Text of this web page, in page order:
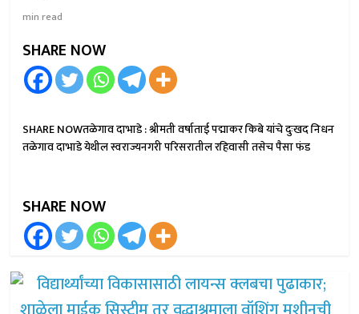
min read
SHARE NOW
SHARE NOWतळेगाव दाभाडे : श्रीमती वर्षाताई पद्माकर किबे यांचे दुःखद निधन
तळेगाव दाभाडे येथील स्वराज्यनगरी परिसरातील रहिवासी तसेच पैसा फंड
SHARE NOW